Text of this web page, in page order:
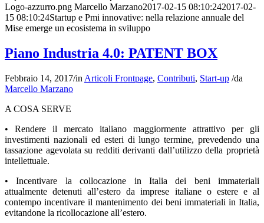
Logo-azzurro.png Marcello Marzano2017-02-15 08:10:242017-02-
15 08:10:24Startup e Pmi innovative: nella relazione annuale del
Mise emerge un ecosistema in sviluppo
Piano Industria 4.0: PATENT BOX
Febbraio 14, 2017/in Articoli Frontpage, Contributi, Start-up /da
Marcello Marzano
A COSA SERVE
• Rendere il mercato italiano maggiormente attrattivo per gli
investimenti nazionali ed esteri di lungo termine, prevedendo una
tassazione agevolata su redditi derivanti dall’utilizzo della proprietà
intellettuale.
• Incentivare la collocazione in Italia dei beni immateriali
attualmente detenuti all’estero da imprese italiane o estere e al
contempo incentivare il mantenimento dei beni immateriali in Italia,
evitandone la ricollocazione all’estero.